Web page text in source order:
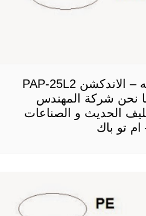
غطاء – طبه – الاندكشن PAP-25L2
نحن شركة المهندس
الحديث و الصناعات
ام تو باك